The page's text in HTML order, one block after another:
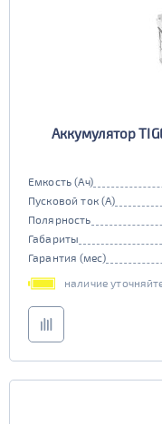
Аккумулятор
Емкость (Ач)
Пусковой ток (А)
Полярность
Габариты
Гарантия (мес)
наличие